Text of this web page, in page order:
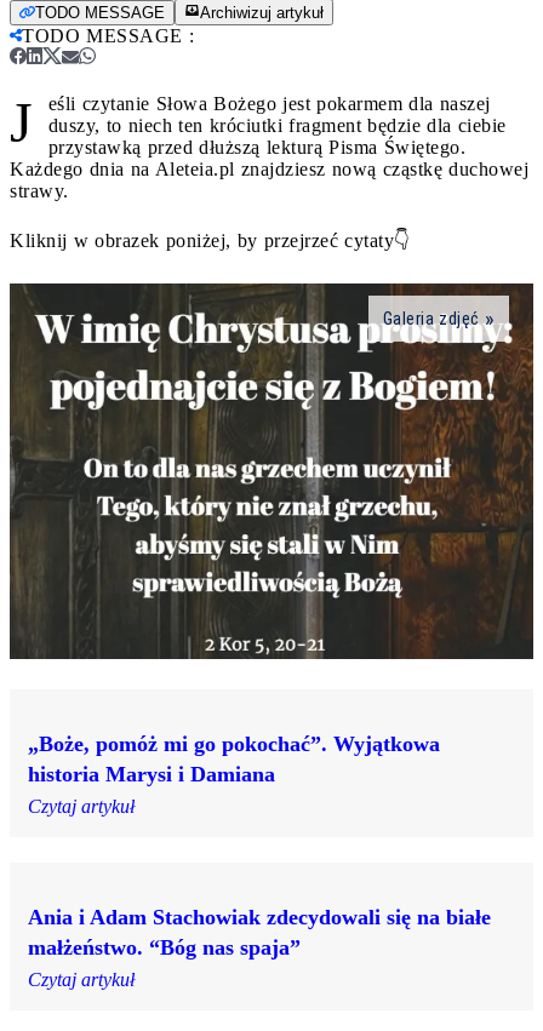
TODO MESSAGE Archiwizuj artykuł
TODO MESSAGE :
J
eśli czytanie Słowa Bożego jest pokarmem dla naszej
duszy, to niech ten króciutki fragment będzie dla ciebie
przystawką przed dłuższą lekturą Pisma Świętego.
Każdego dnia na Aleteia.pl znajdziesz nową cząstkę duchowej
strawy.
Kliknij w obrazek poniżej, by przejrzeć cytaty👇
Galeria zdjęć
„Boże, pomóż mi go pokochać”. Wyjątkowa
historia Marysi i Damiana
Czytaj artykuł
Ania i Adam Stachowiak zdecydowali się na białe
małżeństwo. “Bóg nas spaja”
Czytaj artykuł